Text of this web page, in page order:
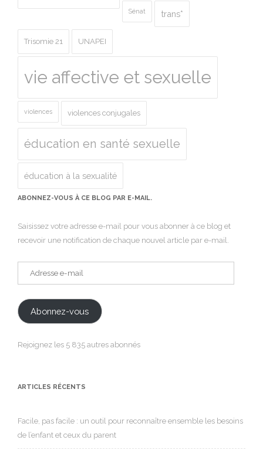
Sénat trans*
Trisomie 21 UNAPEI
vie affective et sexuelle
violences violences conjugales
éducation en santé sexuelle
éducation à la sexualité
ABONNEZ-VOUS À CE BLOG PAR E-MAIL.
Saisissez votre adresse e-mail pour vous abonner à ce blog et
recevoir une notification de chaque nouvel article par e-mail.
Adresse
e-
Abonnez-vous
Rejoignez les 5 835 autres abonnés
ARTICLES RÉCENTS
Facile, pas facile : un outil pour reconnaître ensemble les besoins
de l’enfant et ceux du parent